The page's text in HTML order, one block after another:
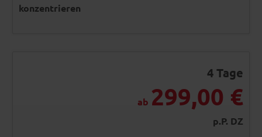
konzentrieren
4 Tage
ab 299,00 €
p.P. DZ